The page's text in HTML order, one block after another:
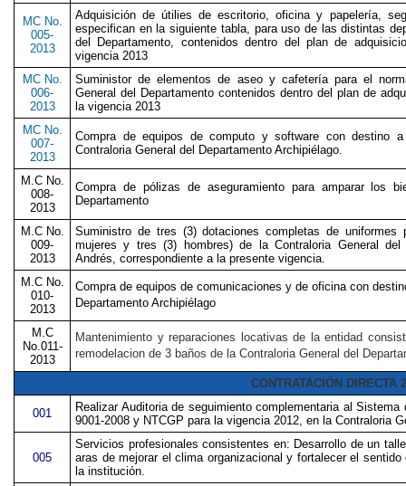
MC No.
005-
2013
Adquisición de útilies de escritorio, oficina y papelería,
especifican en la siguiente tabla, para uso de las distintas
del Departamento, contenidos dentro del plan de
vigencia 2013
MC No.
006-
2013
Suministor de elementos de aseo y cafetería para el
General del Departamento contenidos dentro del plan de
la vigencia 2013
MC No.
007-
2013
Compra de equipos de computo y software con destino
Contraloria General del Departamento Archipiélago.
M.C No.
008-
2013
Compra de pólizas de aseguramiento para amparar los
Departamento
M.C No.
009-
2013
Suministro de tres (3) dotaciones completas de uniformes
mujeres y tres (3) hombres) de la Contraloria General del
Andrés, correspondiente a la presente vigencia.
M.C No.
010-
2013
Compra de equipos de comunicaciones y de oficina con
Departamento Archipiélago
M.C
No.011-
2013
Mantenimiento y reparaciones locativas de la entidad
remodelacion de 3 baños de la Contraloria General del
CONTRATACIÓN DIRECTA
001
Realizar Auditoria de seguimiento complementaria al
9001-2008 y NTCGP para la vigencia 2012, en la Contraloria
005
Servicios profesionales consistentes en: Desarrollo de un
aras de mejorar el clima organizacional y fortalecer el
la institución.